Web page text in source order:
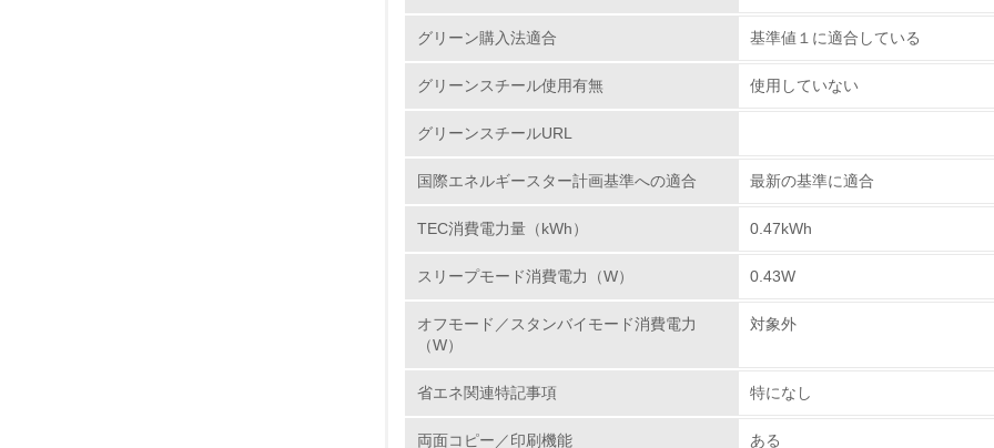
5. 環境取り組み体制と成果を定期的に検証して次の活動に活かして
6. 従業員が環境方針に基づいて自分の業務の中で行うべき環境対
7.
環境活動に関する規格やプログラムを導入している
8. 第三者認証を取得している
バイオプラスチックの環境影響評価
石油に代わる環境負荷低減素材の実用化に挑戦していきます。
グリーン購入法適合 基準値１に適合している
グリーンスチール使用有無 使用していない
グリーンスチールURL
国際エネルギースター計画基準への適合 最新の基準に適合
TEC消費電力量（kWh） 0.47kWh
スリープモード消費電力（W） 0.43W
オフモード／スタンバイモード消費電力
（W）
対象外
省エネ関連特記事項 特になし
両面コピー／印刷機能 ある